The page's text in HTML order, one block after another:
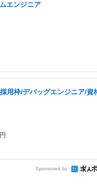
エンジニア
用枠/デバッグエンジニア/資
Sponsored by